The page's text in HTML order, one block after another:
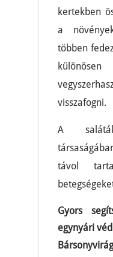
kertekben
a
többen
visszafogni.
A
távol
Gyors
egynyári
Bársonyvirág